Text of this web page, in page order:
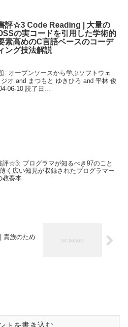
評☆3 Code Reading | 大量の
の実コードを引用した学術的
素高めのC言語ベースのコーデ
ング技法解説
: オープンソースから学ぶソフトウェ
オ and まつもと ゆきひろ and 平林 俊
06-10 読了日...
評☆3: プログラマが知るべき97のこと
| 薄く広い知見が収録されたプログラマー
教養本
貴族のため
トを書き込む